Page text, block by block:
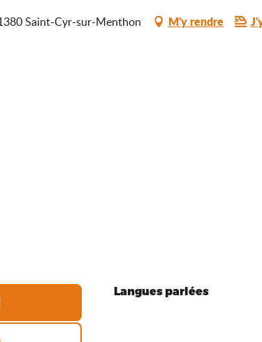
Saint-Cyr-sur-Menthon M'y rendre
Langues parlées
Langues parlées